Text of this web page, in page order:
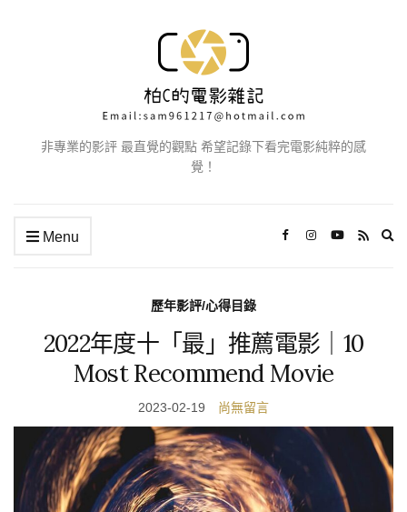
非專業的影評 最直覺的觀點 希望記錄下看完電影純粹的感
覺！
Menu
歷年影評/心得目錄
2022年度十「最」推薦電影｜10
Most Recommend Movie
2023-02-19 尚無留言